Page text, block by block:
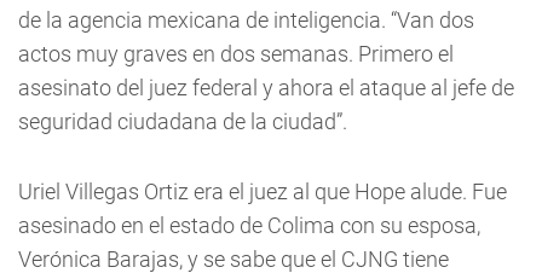
de la agencia mexicana de inteligencia. “Van dos
actos muy graves en dos semanas. Primero el
asesinato del juez federal y ahora el ataque al jefe de
seguridad ciudadana de la ciudad”.
Uriel Villegas Ortiz era el juez al que Hope alude. Fue
asesinado en el estado de Colima con su esposa,
Verónica Barajas, y se sabe que el CJNG tiene